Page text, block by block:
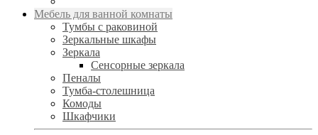
Мебель для ванной комнаты
Тумбы с раковиной
Зеркальные шкафы
Зеркала
Сенсорные зеркала
Пеналы
Тумба-столешница
Комоды
Шкафчики